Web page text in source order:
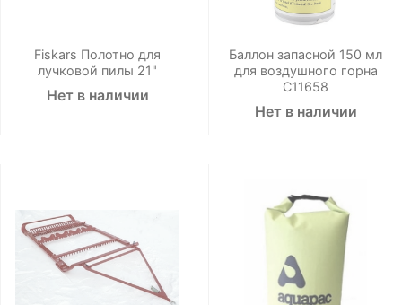
Fiskars Полотно для
лучковой пилы 21"
Нет в наличии
Баллон запасной 150 мл
для воздушного горна
C11658
Нет в наличии